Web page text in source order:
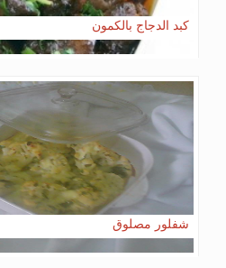
كبد الدجاج بالكمون
شفلور مصلوق